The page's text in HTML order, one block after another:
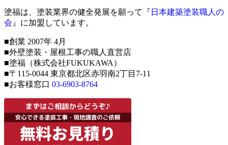
塗福は、塗装業界の健全発展を願って『 日本建築塗装職人の
会 』に加盟しています。
■創業 2007年 4月
■外壁塗装・屋根工事の職人直営店
■塗福（株式会社FUKUKAWA）
■〒115-0044 東京都北区赤羽南2丁目7-11
■お客様窓口 03-6903-8764